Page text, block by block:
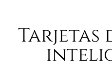
Tarjetas